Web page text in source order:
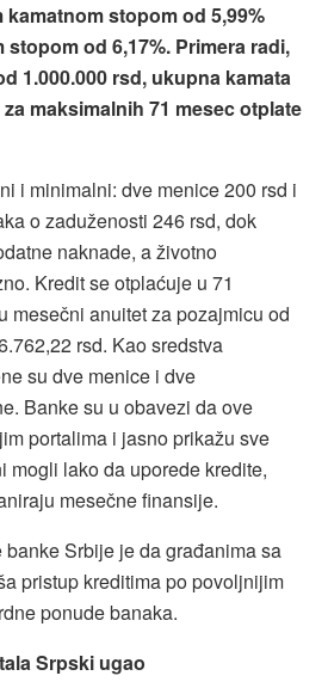
stopom od 5,99%
od 6,17%. Primera radi,
1.000.000 rsd, ukupna kamata
maksimalnih 71 mesec otplate
i minimalni: dve menice 200 rsd i
o zaduženosti 246 rsd, dok
naknade, a životno
Kredit se otplaćuje u 71
mesečni anuitet za pozajmicu od
rsd. Kao sredstva
su dve menice i dve
Banke su u obavezi da ove
portalima i jasno prikažu sve
mogli lako da uporede kredite,
mesečne finansije.
Srbije je da građanima sa
pristup kreditima po povoljnijim
ponude banaka.
Srpski ugao